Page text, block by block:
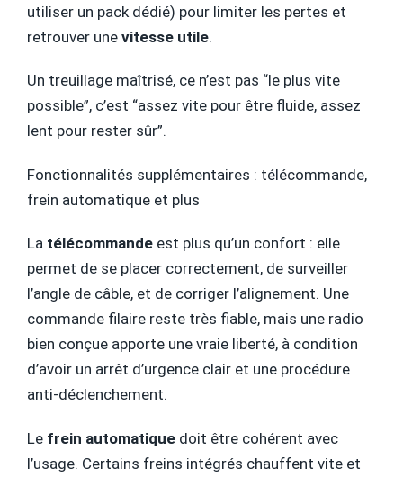
utiliser un pack dédié) pour limiter les pertes et
retrouver une vitesse utile.
Un treuillage maîtrisé, ce n’est pas “le plus vite
possible”, c’est “assez vite pour être fluide, assez
lent pour rester sûr”.
Fonctionnalités supplémentaires : télécommande,
frein automatique et plus
La télécommande est plus qu’un confort : elle
permet de se placer correctement, de surveiller
l’angle de câble, et de corriger l’alignement. Une
commande filaire reste très fiable, mais une radio
bien conçue apporte une vraie liberté, à condition
d’avoir un arrêt d’urgence clair et une procédure
anti-déclenchement.
Le frein automatique doit être cohérent avec
l’usage. Certains freins intégrés chauffent vite et